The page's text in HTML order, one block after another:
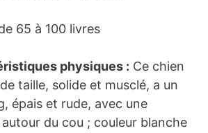
65 à 100 livres
physiques : Ce chien
taille, solide et musclé, a un
épais et rude, avec une
du cou ; couleur blanche